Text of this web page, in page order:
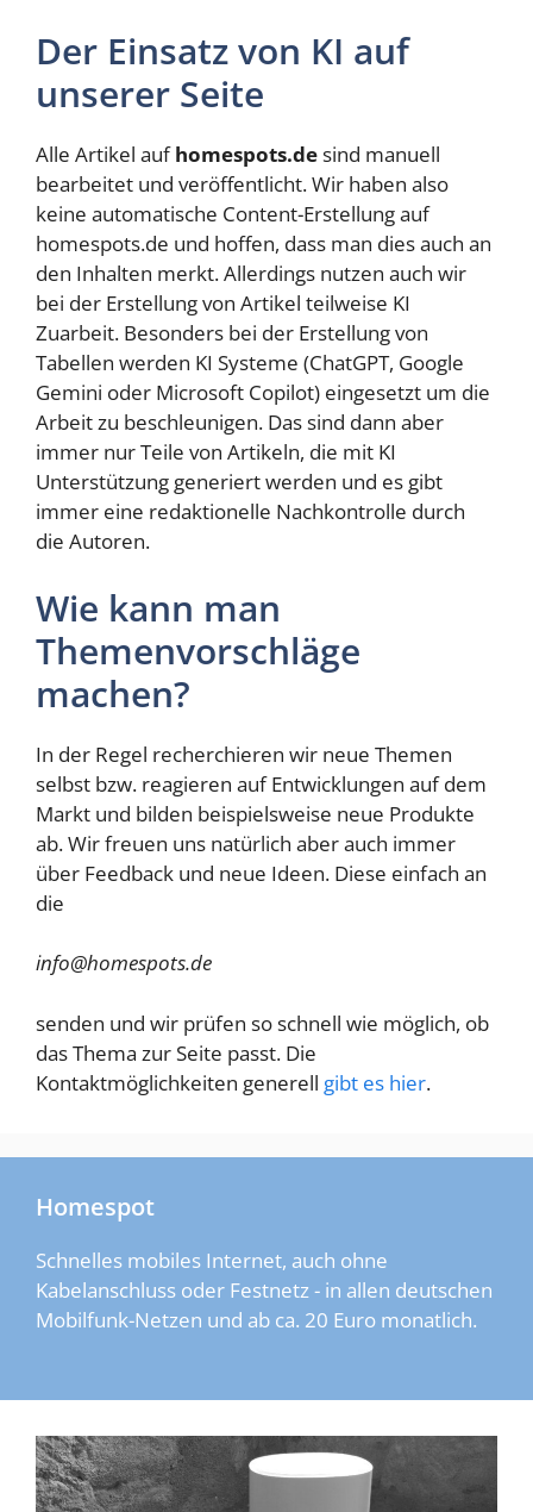
Der Einsatz von KI auf
unserer Seite
Alle Artikel aufhomespots.desind manuell
bearbeitet und veröffentlicht. Wir haben also
keine automatische Content-Erstellung auf
homespots.de und hoffen, dass man dies auch an
den Inhalten merkt. Allerdings nutzen auch wir
bei der Erstellung von Artikel teilweise KI
Zuarbeit. Besonders bei der Erstellung von
Tabellen werden KI Systeme (ChatGPT, Google
Gemini oder Microsoft Copilot) eingesetzt um die
Arbeit zu beschleunigen. Das sind dann aber
immer nur Teile von Artikeln, die mit KI
Unterstützung generiert werden und es gibt
immer eine redaktionelle Nachkontrolle durch
die Autoren.
Wie kann man
Themenvorschläge
machen?
In der Regel recherchieren wir neue Themen
selbst bzw. reagieren auf Entwicklungen auf dem
Markt und bilden beispielsweise neue Produkte
ab. Wir freuen uns natürlich aber auch immer
über Feedback und neue Ideen. Diese einfach an
die
info@homespots.de
senden und wir prüfen so schnell wie möglich, ob
das Thema zur Seite passt. Die
Kontaktmöglichkeiten generell gibt es hier.
Homespot
Schnelles mobiles Internet, auch ohne
Kabelanschluss oder Festnetz - in allen deutschen
Mobilfunk-Netzen und ab ca. 20 Euro monatlich.